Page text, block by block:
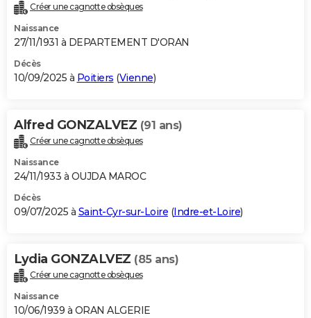
Créer une cagnotte obsèques
Naissance
27/11/1931 à DEPARTEMENT D'ORAN
Décès
10/09/2025 à Poitiers (Vienne)
Alfred GONZALVEZ (91 ans)
Créer une cagnotte obsèques
Naissance
24/11/1933 à OUJDA MAROC
Décès
09/07/2025 à Saint-Cyr-sur-Loire (Indre-et-Loire)
Lydia GONZALVEZ (85 ans)
Créer une cagnotte obsèques
Naissance
10/06/1939 à ORAN ALGERIE